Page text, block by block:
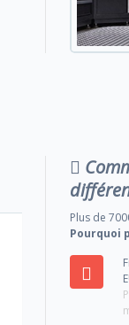
Plus de
Pourquoi